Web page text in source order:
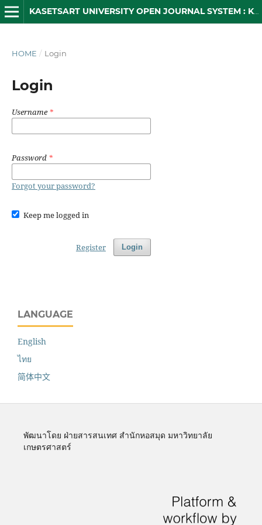
KASETSART UNIVERSITY OPEN JOURNAL SYSTEM : KUOJS
HOME / Login
Login
Username*
Password *
Forgot your password?
Keep me logged in
Login
Register
LANGUAGE
English
ไทย
简体中文
พัฒนาโดย ฝ่ายสารสนเทศ สำนักหอสมุด มหาวิทยาลัย
เกษตรศาสตร์